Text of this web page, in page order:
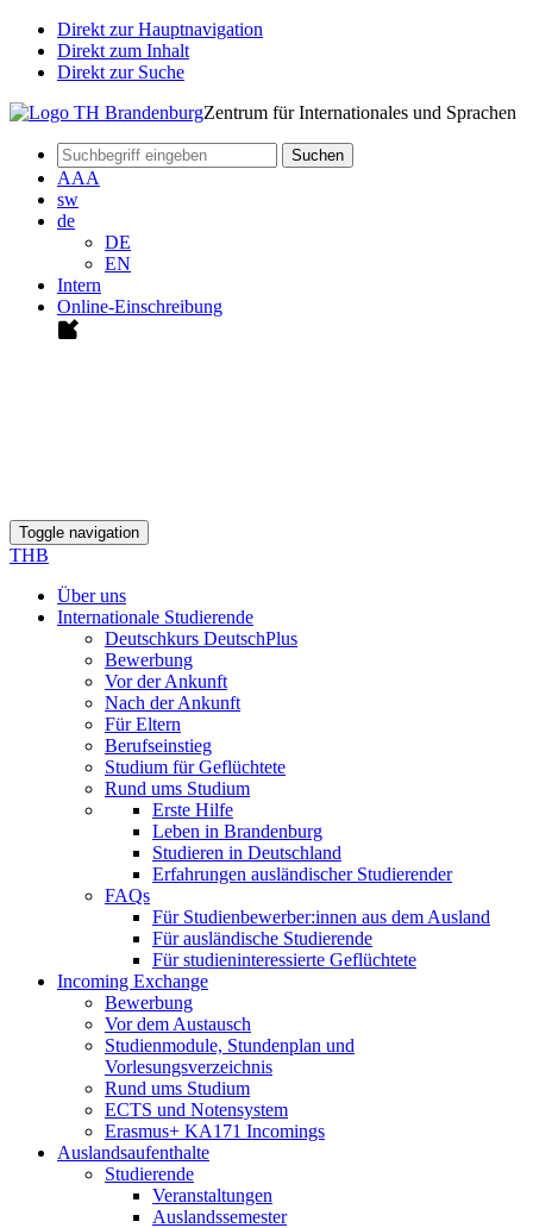
Direkt zur Hauptnavigation
Direkt zum Inhalt
Direkt zur Suche
Suchen
AAA
sw
de
DE
EN
Intern
Online-Einschreibung
Zentrum für Internationales und Sprachen
Toggle navigation
THB
Über uns
Internationale Studierende
Deutschkurs DeutschPlus
Bewerbung
Vor der Ankunft
Nach der Ankunft
Für Eltern
Berufseinstieg
Studium für Geflüchtete
Rund ums Studium
Erste Hilfe
Leben in Brandenburg
Studieren in Deutschland
Erfahrungen ausländischer Studierender
FAQs
Für Studienbewerber:innen aus dem Ausland
Für ausländische Studierende
Für studieninteressierte Geflüchtete
Incoming Exchange
Bewerbung
Vor dem Austausch
Studienmodule, Stundenplan und
Vorlesungsverzeichnis
Rund ums Studium
ECTS und Notensystem
Erasmus+ KA171 Incomings
Auslandsaufenthalte
Studierende
Veranstaltungen
Auslandssemester